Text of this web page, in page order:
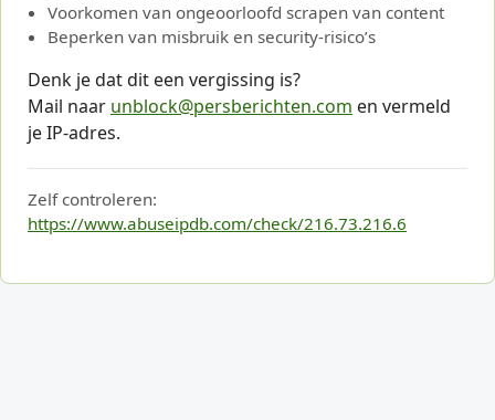
Voorkomen van ongeoorloofd scrapen van content
Beperken van misbruik en security-risico’s
Denk je dat dit een vergissing is?
Mail naar unblock@persberichten.com en vermeld
je IP-adres.
Zelf controleren:
https://www.abuseipdb.com/check/216.73.216.6